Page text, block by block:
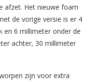
afzet. Het nieuwe foam
de vorige versie is er 4
en 6 millimeter onder de
achter, 30 millimeter
zijn voor extra